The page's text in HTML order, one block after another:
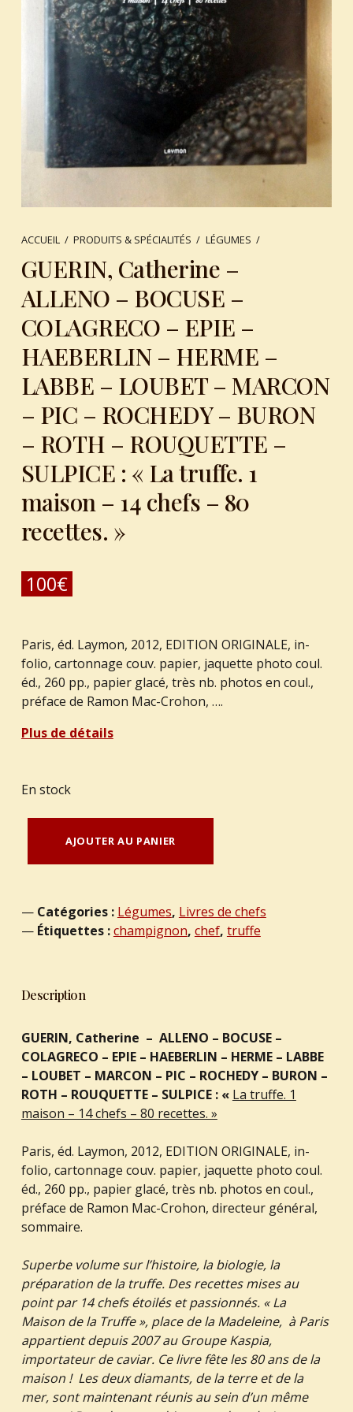
ACCUEIL / PRODUITS & SPÉCIALITÉS / LÉGUMES /
GUERIN, Catherine –
ALLENO – BOCUSE –
COLAGRECO – EPIE –
HAEBERLIN – HERME –
LABBE – LOUBET – MARCON
– PIC – ROCHEDY – BURON
– ROTH – ROUQUETTE –
SULPICE : « La truffe. 1
maison – 14 chefs – 80
recettes. »
100€
Paris, éd. Laymon, 2012, EDITION ORIGINALE, in-
folio, cartonnage couv. papier, jaquette photo coul.
éd., 260 pp., papier glacé, très nb. photos en coul.,
préface de Ramon Mac-Crohon, ….
Plus de détails
En stock
quantité de GUERIN, Catherine - ALLENO - BOCUSE - COLAGRECO - EPIE - HAEBERLIN - HERME - LABBE - LOUBET - MARCON - PIC - ROCHEDY - BURON - ROTH - ROUQUETTE - SULPICE : "La truffe. 1 maison - 14 chefs - 80 recettes."
AJOUTER AU PANIER
Catégories : Légumes, Livres de chefs
Étiquettes :champignon, chef, truffe
Description
GUERIN, Catherine – ALLENO – BOCUSE –
COLAGRECO – EPIE – HAEBERLIN – HERME – LABBE
– LOUBET – MARCON – PIC – ROCHEDY – BURON –
ROTH – ROUQUETTE – SULPICE : « La truffe. 1
maison – 14 chefs – 80 recettes. »
Paris, éd. Laymon, 2012, EDITION ORIGINALE, in-
folio, cartonnage couv. papier, jaquette photo coul.
éd., 260 pp., papier glacé, très nb. photos en coul.,
préface de Ramon Mac-Crohon, directeur général,
sommaire.
Superbe volume sur l’histoire, la biologie, la
préparation de la truffe. Des recettes mises au
point par 14 chefs étoilés et passionnés. « La
Maison de la Truffe », place de la Madeleine, à Paris
appartient depuis 2007 au Groupe Kaspia,
importateur de caviar. Ce livre fête les 80 ans de la
maison ! Les deux diamants, de la terre et de la
mer, sont maintenant réunis au sein d’un même